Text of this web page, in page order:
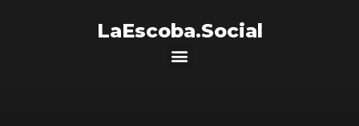
LaEscoba.Social